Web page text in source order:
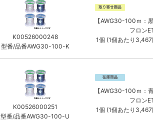
K00526000248
型番/品番AWG30-100-K
【AWG30-100ｍ：
フロン
1個 (1個あたり
K00526000251
型番/品番AWG30-100-U
【AWG30-100ｍ：
フロン
1個 (1個あたり